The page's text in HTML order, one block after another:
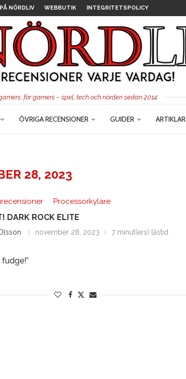
NÖRDLIV WEBBUTIK INTEGRITETSPOLICY
för gamers – spel, tech och nörderi sedan 2014.
ÖVRIGA RECENSIONER GUIDER ARTIKLAR
28, 2023
Processorkylare
DARK ROCK ELITE
november 28, 2023 7 minut(ers) lästid
fudge!”